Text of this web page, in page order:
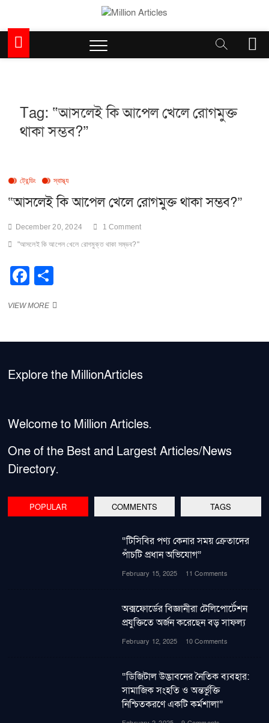
contentMillion Articles
M
e
Tag: “আসলেই কি আপেল খেলে রোগমুক্ত
থাকা সম্ভব?”
ট্রেন্ডিং স্বাস্থ্য
“আসলেই কি আপেল খেলে রোগমুক্ত থাকা সম্ভব?”
December 20, 2024 1 Comment
"আসলেই কি আপেল খেলে রোগমুক্ত থাকা সম্ভব?"
F
c
o
ar
VIEW MORE“আসলেই
সম্ভব?”
Explore the MillionArticles
Welcome to Million Articles.
One of the Best and Largest Articles/News
Directory.
POPULAR COMMENTS TAGS
“টিসিবির পণ্য কেনার সময় ক্রেতাদের
পাঁচটি প্রধান অভিযোগ”
February 15, 2025 11 Comments
অক্সফোর্ডের বিজ্ঞানীরা টেলিপোর্টেশন
প্রযুক্তিতে অর্জন করেছেন বড় সাফল্য
February 12, 2025 10 Comments
“ডিজিটাল উদ্ভাবনের নৈতিক ব্যবহার:
সামাজিক সংহতি ও অন্তর্ভুক্তি
নিশ্চিতকরণে একটি কর্মশালা”